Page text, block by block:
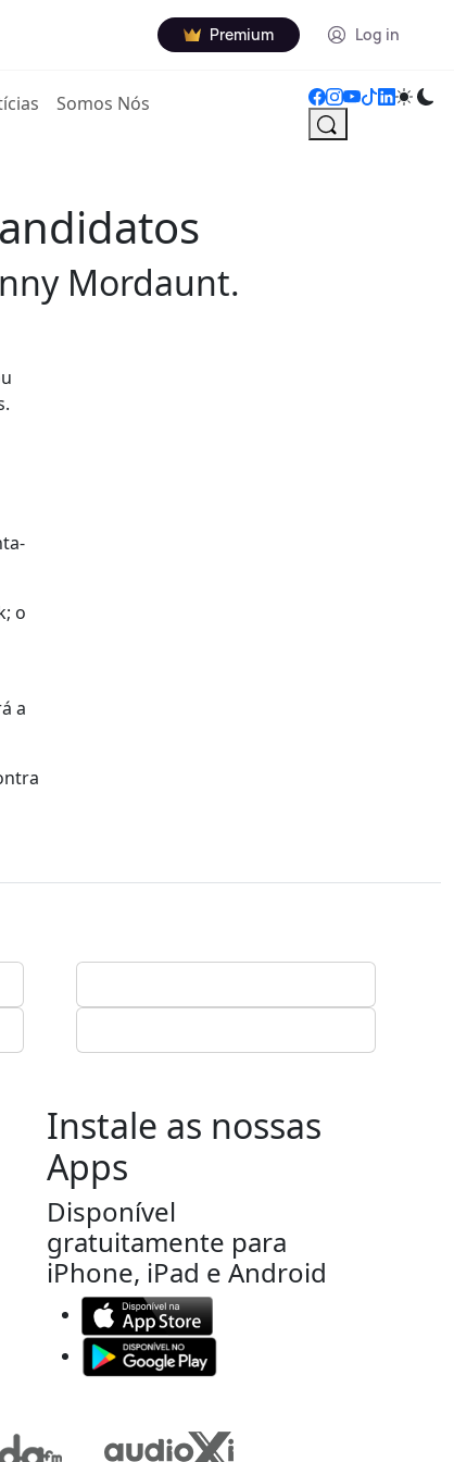
Premium Log in
Somos Nós
Mordaunt.
o
a
Instale as nossas
Apps
Disponível
gratuitamente para
iPhone, iPad e Android